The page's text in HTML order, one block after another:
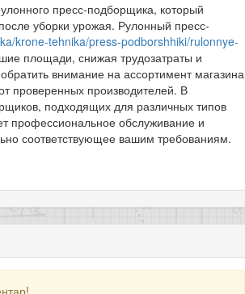
пресс-подборщика, который
уборки урожая. Рулонный пресс-
krone-tehnika/press-podborshhiki/rulonnye-
площади, снижая трудозатраты и
внимание на ассортимент магазина
проверенных производителей. В
подходящих для различных типов
профессиональное обслуживание и
соответствующее вашим требованиям.